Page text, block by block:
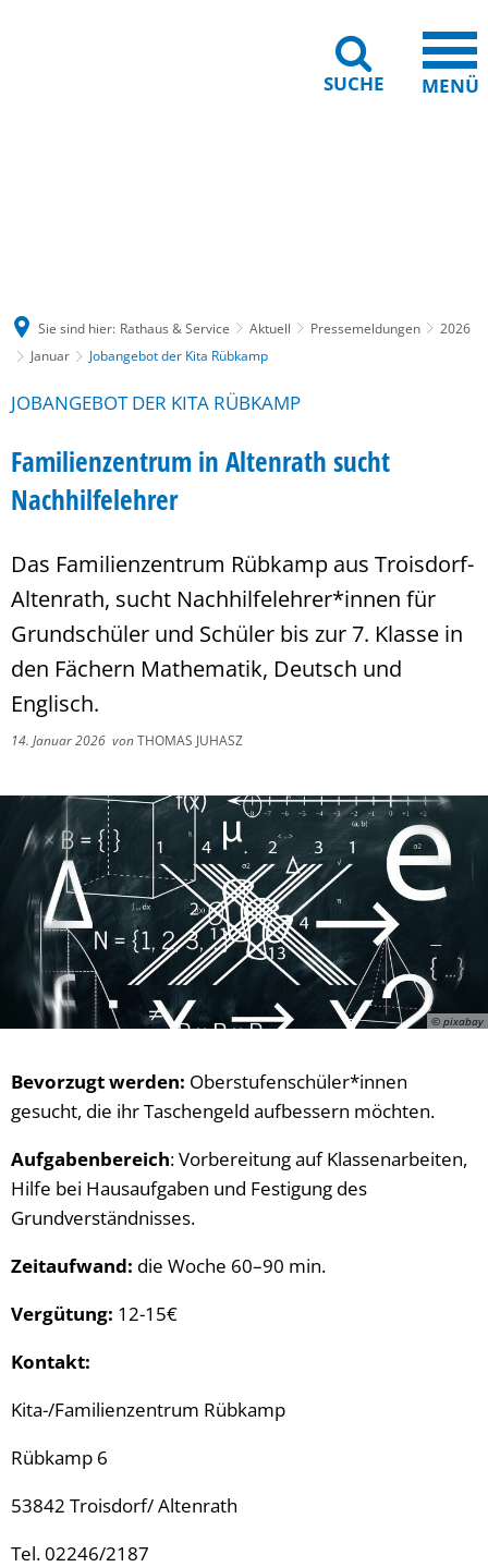
SUCHE MENÜ
Sie sind hier: Rathaus & Service Aktuell Pressemeldungen
2026
Januar
Jobangebot der Kita Rübkamp
JOBANGEBOT DER KITA RÜBKAMP
Familienzentrum in Altenrath sucht
Nachhilfelehrer
Das Familienzentrum Rübkamp aus Troisdorf-
Altenrath, sucht Nachhilfelehrer*innen für
Grundschüler und Schüler bis zur 7. Klasse in
den Fächern Mathematik, Deutsch und
Englisch.
14. Januar 2026 vonTHOMAS JUHASZ
© pixabay
Bevorzugt werden: Oberstufenschüler*innen
gesucht, die ihr Taschengeld aufbessern möchten.
Aufgabenbereich: Vorbereitung auf Klassenarbeiten,
Hilfe bei Hausaufgaben und Festigung des
Grundverständnisses.
Zeitaufwand: die Woche 60–90 min.
Vergütung: 12-15€
Kontakt:
Kita-/Familienzentrum Rübkamp
Rübkamp 6
53842 Troisdorf/ Altenrath
Tel. 02246/2187